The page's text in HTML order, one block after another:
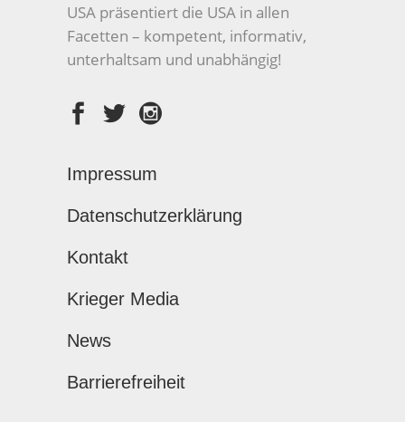
USA präsentiert die USA in allen
Facetten – kompetent, informativ,
unterhaltsam und unabhängig!
Impressum
Datenschutzerklärung
Kontakt
Krieger Media
News
Barrierefreiheit